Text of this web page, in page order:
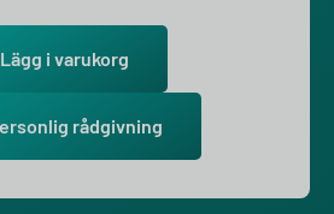
Lägg i varukorg
rådgivning